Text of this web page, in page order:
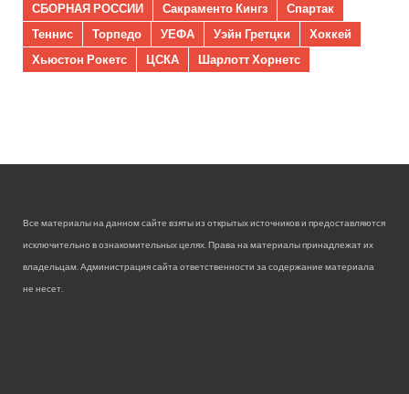
СБОРНАЯ РОССИИ
Сакраменто Кингз
Спартак
Теннис
Торпедо УЕФА Уэйн Гретцки
Хоккей
Хьюстон Рокетс
ЦСКА Шарлотт Хорнетс
Все материалы на данном сайте взяты из открытых источников и предоставляются
исключительно в ознакомительных целях. Права на материалы принадлежат их
владельцам. Администрация сайта ответственности за содержание материала
не несет.